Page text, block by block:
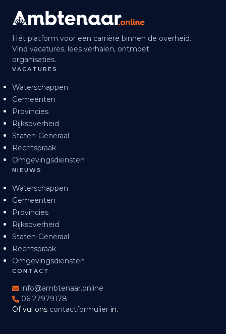
Hét platform voor een carrière binnen de overheid.
Vind vacatures, lees verhalen, ontmoet
organisaties.
VACATURES
Waterschappen
Gemeenten
Provincies
Rijksoverheid
Staten-Generaal
Rechtspraak
Omgevingsdiensten
NIEUWS
Waterschappen
Gemeenten
Provincies
Rijksoverheid
Staten-Generaal
Rechtspraak
Omgevingsdiensten
CONTACT
info@ambtenaar.online
06 27979178
Of vul ons contactformulier in.